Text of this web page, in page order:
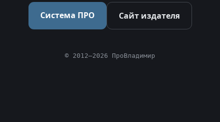
Система ПРО Сайт издателя
© 2012–2026 ПроВладимир